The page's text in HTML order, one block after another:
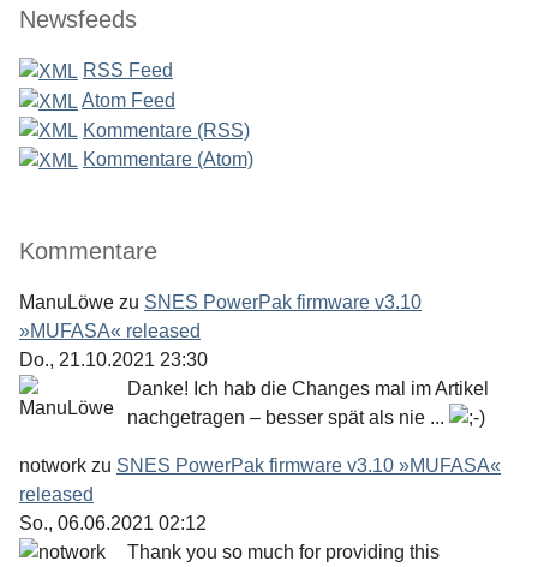
Newsfeeds
RSS Feed
Atom Feed
Kommentare (RSS)
Kommentare (Atom)
Kommentare
ManuLöwe zu SNES PowerPak firmware v3.10
»MUFASA« released
Do., 21.10.2021 23:30
Danke! Ich hab die Changes mal im Artikel
nachgetragen – besser spät als nie ...
notwork zu SNES PowerPak firmware v3.10 »MUFASA«
released
So., 06.06.2021 02:12
Thank you so much for providing this